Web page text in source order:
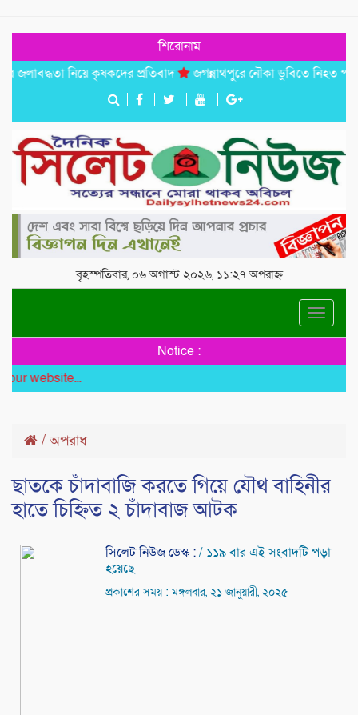
শিরোনাম
নিয়ে কৃষকদের প্রতিবাদ
জগন্নাথপুরে নৌকা ডুবিতে নিহত
বৃহস্পতিবার, ০৬ অগাস্ট ২০২৬, ১১:২৭ অপরাহ্ন
Toggle
Notice :
/অপরাধ
ছাতকে চাঁদাবাজি করতে গিয়ে যৌথ বাহিনীর
হাতে চিহ্নিত ২ চাঁদাবাজ আটক
সিলেট নিউজ ডেস্ক :/ ১১৯ বার এই সংবাদটি পড়া
হয়েছে
প্রকাশের সময় : মঙ্গলবার, ২১ জানুয়ারী, ২০২৫